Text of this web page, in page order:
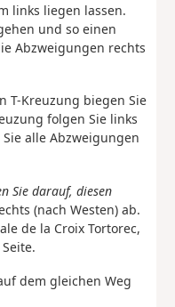
links liegen lassen.
und so einen
Abzweigungen rechts
T-Kreuzung biegen Sie
folgen Sie links
alle Abzweigungen
Sie darauf, diesen
(nach Westen) ab.
de la Croix Tortorec,
dem gleichen Weg